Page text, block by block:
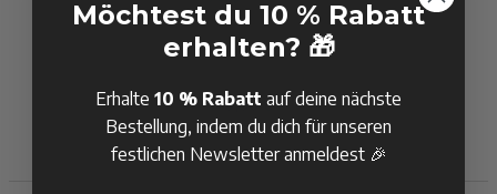
Blaue Pompom - 30 cm
3,50 €
Auf Lager
Möchtest du 10 % Rabatt
erhalten? 🎁
Erhalte 10 % Rabatt auf deine nächste
Bestellung, indem du dich für unseren
festlichen Newsletter anmeldest 🎉